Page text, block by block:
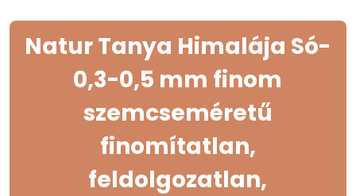
Natur Tanya Himalája Só-
0,3-0,5 mm finom
szemcseméretű
finomítatlan,
feldolgozatlan,